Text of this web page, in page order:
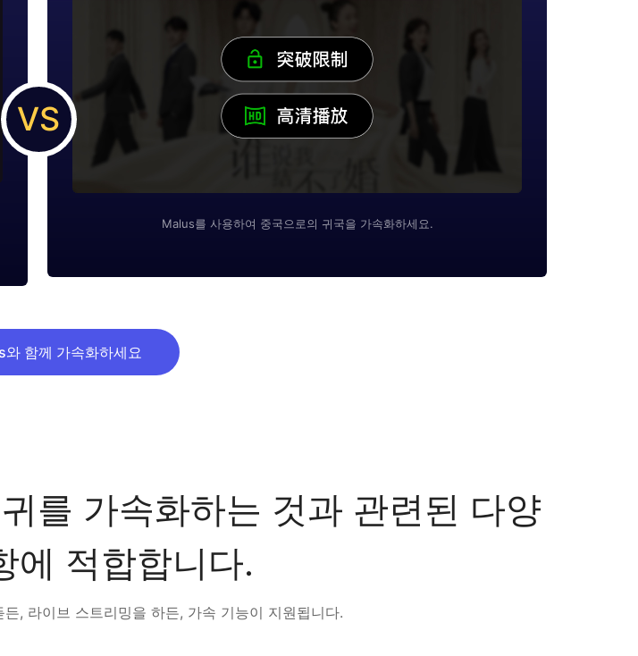
VS
Malus를 사용하여 중국으로의 귀국을 가속화하세요.
함께 가속화하세요
를 가속화하는 것과 관련된 다양
에 적합합니다.
, 라이브 스트리밍을 하든, 가속 기능이 지원됩니다.